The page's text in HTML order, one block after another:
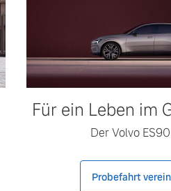
Für ein Leben im
Der Volvo
Probefahrt